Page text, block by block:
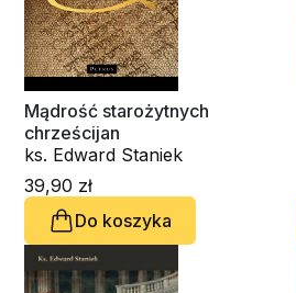
Mądrość starożytnych
chrześcijan
ks. Edward Staniek
39,90 zł
Do koszyka